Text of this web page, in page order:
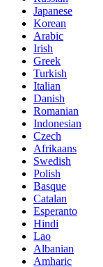
Japanese
Korean
Arabic
Irish
Greek
Turkish
Italian
Danish
Romanian
Indonesian
Czech
Afrikaans
Swedish
Polish
Basque
Catalan
Esperanto
Hindi
Lao
Albanian
Amharic